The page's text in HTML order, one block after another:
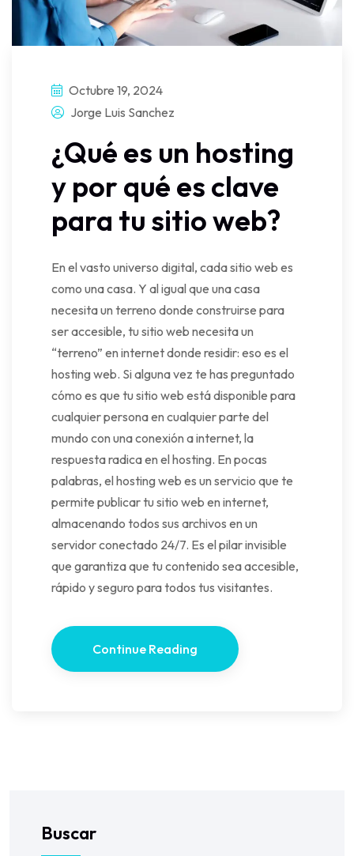
Octubre 19, 2024
Jorge Luis Sanchez
¿Qué es un hosting
y por qué es clave
para tu sitio web?
En el vasto universo digital, cada sitio web es
como una casa. Y al igual que una casa
necesita un terreno donde construirse para
ser accesible, tu sitio web necesita un
“terreno” en internet donde residir: eso es el
hosting web. Si alguna vez te has preguntado
cómo es que tu sitio web está disponible para
cualquier persona en cualquier parte del
mundo con una conexión a internet, la
respuesta radica en el hosting. En pocas
palabras, el hosting web es un servicio que te
permite publicar tu sitio web en internet,
almacenando todos sus archivos en un
servidor conectado 24/7. Es el pilar invisible
que garantiza que tu contenido sea accesible,
rápido y seguro para todos tus visitantes.
Continue Reading
Buscar